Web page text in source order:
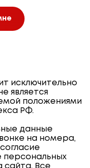
исключительно
является
положениями
РФ.
данные
на номера,
персональных
сайта. Все